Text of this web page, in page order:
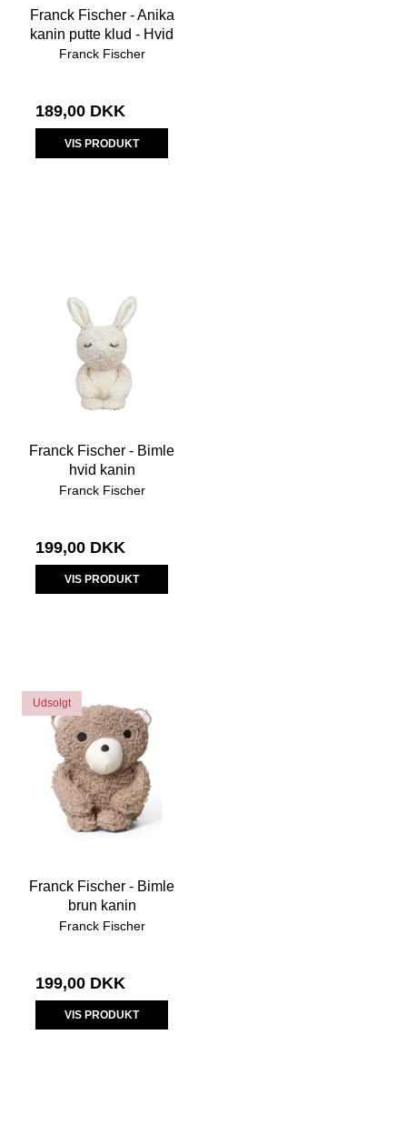
Franck Fischer - Anika
kanin putte klud - Hvid
Franck Fischer
189,00 DKK
VIS PRODUKT
Franck Fischer - Bimle
hvid kanin
Franck Fischer
199,00 DKK
VIS PRODUKT
Udsolgt
Franck Fischer - Bimle
brun kanin
Franck Fischer
199,00 DKK
VIS PRODUKT